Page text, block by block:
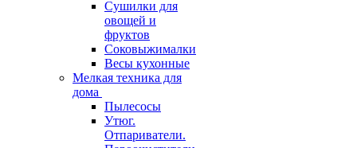
Сушилки для
овощей и
фруктов
Соковыжималки
Весы кухонные
Мелкая техника для
дома
Пылесосы
Утюг.
Отпариватели.